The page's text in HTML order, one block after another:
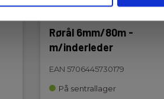
Rørål 6mm/80m -
m/inderleder
EAN 5706445730179
På sentrallager